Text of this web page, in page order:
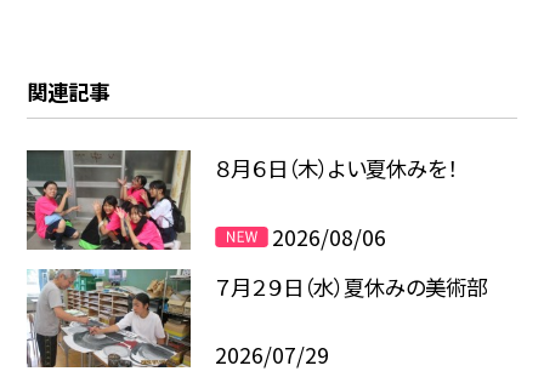
関連記事
８月６日（木）よい夏休みを！
2026/08/06
７月２９日（水）夏休みの美術部
2026/07/29